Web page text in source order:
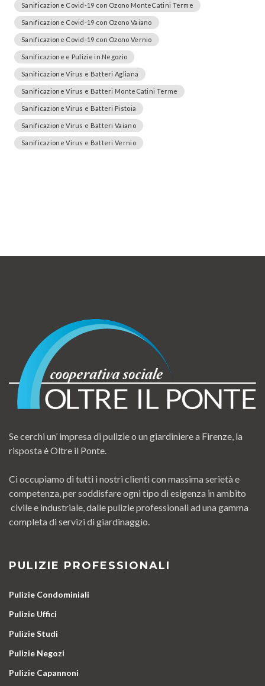
Sanificazione Covid-19 con Ozono MonteCatini Terme
Sanificazione Covid-19 con Ozono Vaiano
Sanificazione Covid-19 con Ozono Vernio
Sanificazione e Pulizie in Negozio
Sanificazione Virus e Batteri Agliana
Sanificazione Virus e Batteri MonteCatini Terme
Sanificazione Virus e Batteri Pistoia
Sanificazione Virus e Batteri Vaiano
Sanificazione Virus e Batteri Vernio
Se cerchi un’ impresa di pulizie o un giardiniere a Firenze, la
risposta è Oltre il Ponte.
Ci occupiamo di tutti i nostri clienti con massima serietà e
competenza, per soddisfare ogni tipo di esigenza in ambito
civile e industriale, dalle pulizie professionali ad una gamma
completa di servizi di giardinaggio.
PULIZIE PROFESSIONALI
Pulizie Condominiali
Pulizie Uffici
Pulizie Studi
Pulizie Negozi
Pulizie Capannoni